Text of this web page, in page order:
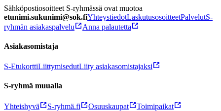
Sähköpostiosoitteet S-ryhmässä ovat muotoa
etunimi.sukunimi@sok.fiYhteystiedotLaskutusosoitteetPalvelutS-
ryhmän asiakaspalvelu
Anna palautetta
Asiakasomistaja
S-EtukorttiLiittymisedutLiity asiakasomistajaksi
S-ryhmä muualla
Yhteishyvä S-ryhmä.fi Osuuskaupat Toimipaikat